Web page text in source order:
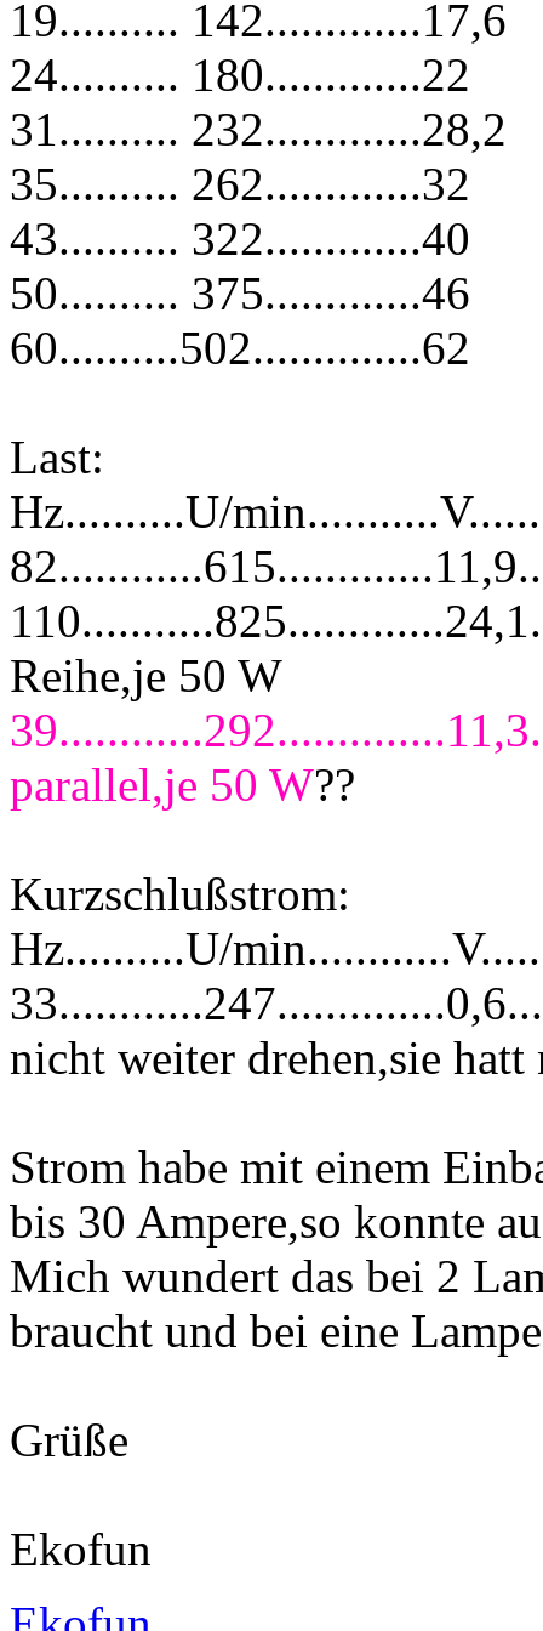
19.......... 142.............17,6
24.......... 180.............22
31.......... 232.............28,2
35.......... 262.............32
43.......... 322.............40
50.......... 375.............46
60..........502..............62
Last:
Hz..........U/
Reihe,je 50 W
parallel,je 50 W??
Kurzschlußstrom:
Hz..........U/
nicht weiter drehen,sie hatt
Strom habe mit einem
bis 30 Ampere,so konnte
Mich wundert das bei 2
braucht und bei eine
Grüße
Ekofun